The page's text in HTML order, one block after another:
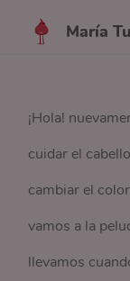
María
¡Hola!
cuidar el
cambiar el
vamos a la
llevamos